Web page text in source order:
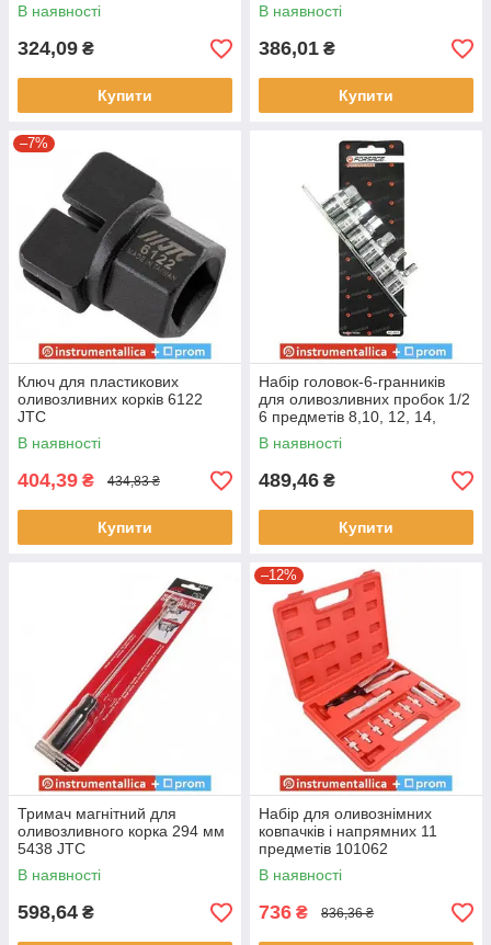
В наявності
324,09 ₴
Купити
В наявності
386,01 ₴
Купити
–7%
Ключ для пластикових
оливозливних корків 6122
JTC
В наявності
404,39 ₴ 434,83 ₴
Купити
Набір головок-6-гранників
для оливозливних пробок 1/2
6 предметів 8,10, 12, 14,
17,19 на планці F-4063
Forsage
В наявності
489,46 ₴
Купити
Тримач магнітний для
оливозливного корка 294 мм
5438 JTC
В наявності
598,64 ₴
–12%
Набір для оливознімних
ковпачків і напрямних 11
предметів 101062
Shiningberg
В наявності
736 ₴ 836,36 ₴